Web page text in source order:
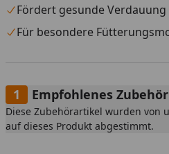
Fördert gesunde Verdauung
Für besondere
Empfohlenes
Diese Zubehörartikel wurden von
auf dieses Produkt abgestimmt.